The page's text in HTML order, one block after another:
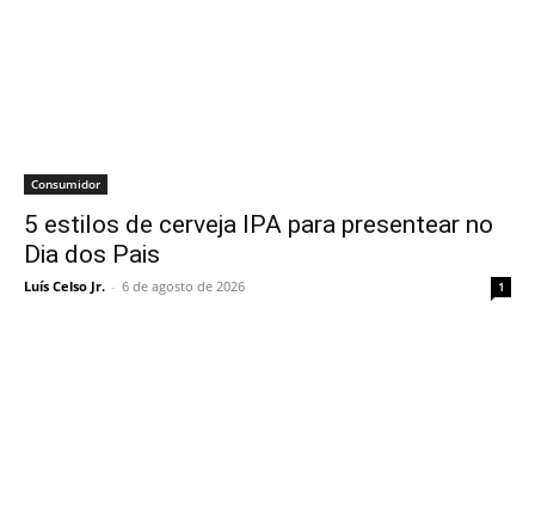
Consumidor
5 estilos de cerveja IPA para presentear no
Dia dos Pais
Luís Celso Jr. - 6 de agosto de 2026 1